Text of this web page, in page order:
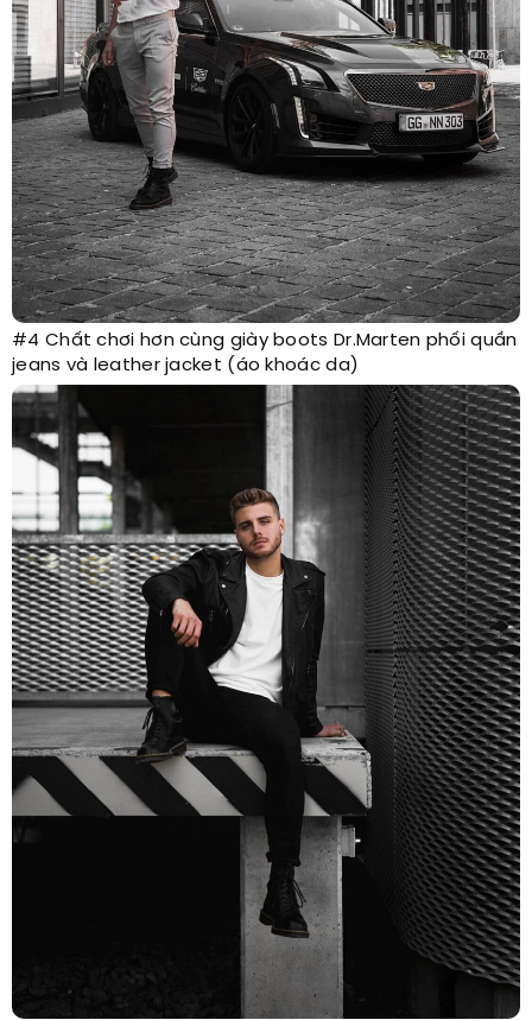
#4 Chất chơi hơn cùng giày boots Dr.Marten phối quần
jeans và leather jacket (áo khoác da)